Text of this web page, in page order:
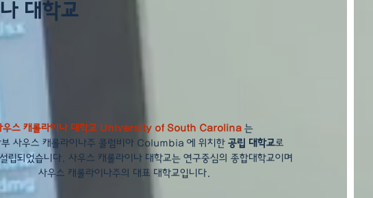
대학교
우스 캐롤라이나 대학교 University of South Carolina 는
부 사우스 캐롤라이나주 콜럼비아 Columbia 에 위치한 공립 대학교로
립되었습니다. 사우스 캐롤라이나 대학교는 연구중심의 종합대학교이며
사우스 캐롤라이나주의 대표 대학교입니다.